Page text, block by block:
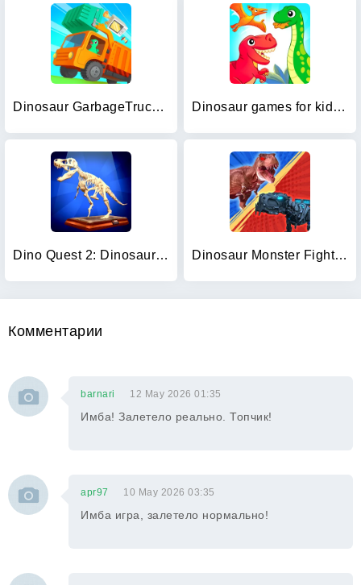
Dinosaur GarbageTruck:for kids Dinosaur games for kids age 2
Dino Quest 2: Dinosaur Fossil Dinosaur Monster Fight Battle
Комментарии
barnari 12 May 2026 01:35
Имба! Залетело реально. Топчик!
apr97 10 May 2026 03:35
Имба игра, залетело нормально!